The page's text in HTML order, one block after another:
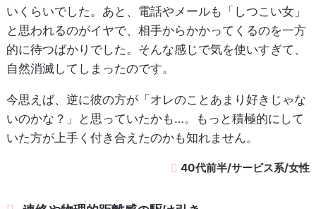
いくらいでした。あと、電話やメールも「しつこい女」
と思われるのがイヤで、相手からかかってくるのを一方
的に待つばかりでした。そんな感じで気を使いすぎて、
自然消滅してしまったのです。
今思えば、逆に彼の方が「オレのことあまり好きじゃな
いのかな？」と思っていたかも…。もっと積極的にして
いた方が上手く付き合えたのかも知れません。
40代前半/サービス系/女性